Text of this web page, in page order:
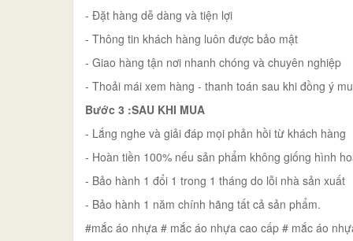
- Đặt hàng dễ dàng và tiện lợi
- Thông tin khách hàng luôn được bảo mật
- Giao hàng tận nơi nhanh chóng và chuyên nghiệp
- Thoải mái xem hàng - thanh toán sau khi đồng ý
Bước 3 :SAU KHI MUA
- Lắng nghe và giải đáp mọi phản hồi từ khách hàng
- Hoàn tiền 100% nếu sản phẩm không giống hình
- Bảo hành 1 đổi 1 trong 1 tháng do lỗi nhà sản xuất
- Bảo hành 1 năm chính hãng tất cả sản phẩm.
#mắc áo nhựa # mắc áo nhựa cao cấp # mắc áo